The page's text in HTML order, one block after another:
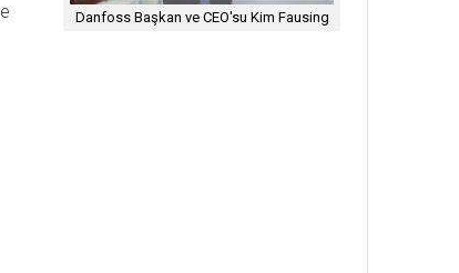
Danfoss Başkan ve CEO'su Kim Fausing